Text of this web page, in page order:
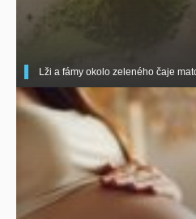
Lži a fámy okolo zeleného čaje